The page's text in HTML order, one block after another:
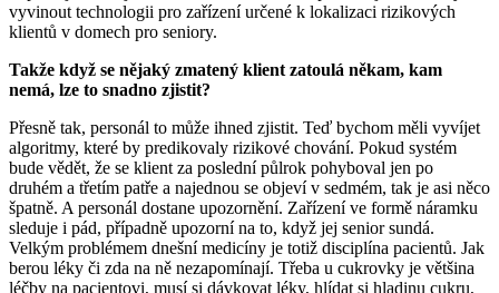
vyvinout technologii pro zařízení určené k lokalizaci rizikových
klientů v domech pro seniory.
Takže když se nějaký zmatený klient zatoulá někam, kam
nemá, lze to snadno zjistit?
Přesně tak, personál to může ihned zjistit. Teď bychom měli vyvíjet
algoritmy, které by predikovaly rizikové chování. Pokud systém
bude vědět, že se klient za poslední půlrok pohyboval jen po
druhém a třetím patře a najednou se objeví v sedmém, tak je asi něco
špatně. A personál dostane upozornění. Zařízení ve formě náramku
sleduje i pád, případně upozorní na to, když jej senior sundá.
Velkým problémem dnešní medicíny je totiž disciplína pacientů. Jak
berou léky či zda na ně nezapomínají. Třeba u cukrovky je většina
léčby na pacientovi, musí si dávkovat léky, hlídat si hladinu cukru,